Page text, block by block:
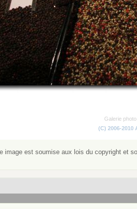
Galerie
(C) 2006-2010
image est soumise aux lois du copyright et